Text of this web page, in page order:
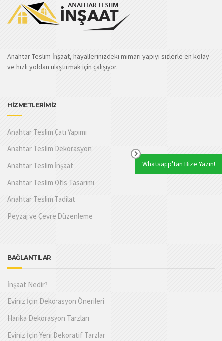
Anahtar Teslim İnşaat, hayallerinizdeki mimari yapıyı sizlerle en kolay
ve hızlı yoldan ulaştırmak için çalışıyor.
HİZMETLERİMİZ
Anahtar Teslim Çatı Yapımı
Anahtar Teslim Dekorasyon
Anahtar Teslim İnşaat
Anahtar Teslim Ofis Tasarımı
Anahtar Teslim Tadilat
Peyzaj ve Çevre Düzenleme
BAĞLANTILAR
İnşaat Nedir?
Eviniz İçin Dekorasyon Önerileri
Harika Dekorasyon Tarzları
Eviniz İçin Yeni Dekoratif Tarzlar
Whatsapp'tan Bize Yazın!